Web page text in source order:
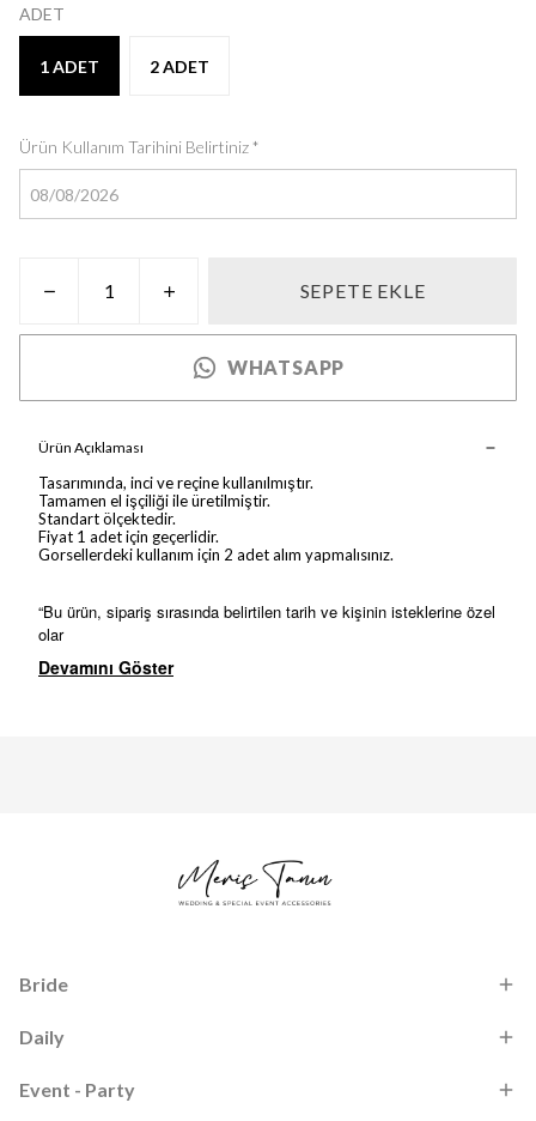
ADET
1 ADET 2 ADET
Ürün Kullanım Tarihini Belirtiniz*
SEPETE EKLE
WHATSAPP
Ürün Açıklaması
Tasarımında, inci ve reçine kullanılmıştır.
Tamamen el işçiliği ile üretilmiştir.
Standart ölçektedir.
Fiyat 1 adet için geçerlidir.
Gorsellerdeki kullanım için 2 adet alım yapmalısınız.
“Bu ürün, sipariş sırasında belirtilen tarih ve kişinin isteklerine özel
olar
Devamını Göster
Bride
Daily
Event - Party